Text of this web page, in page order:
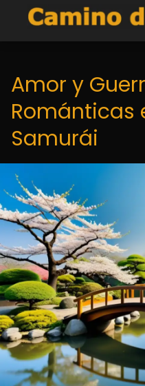
Amor y
Románticas
Samurái